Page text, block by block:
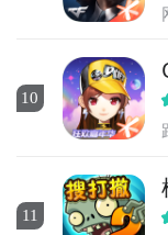
10
11